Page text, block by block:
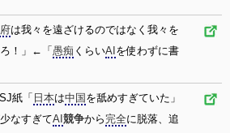
は我々を遠ざけるのではなく我々を
！」←「 愚痴 くらいAI を使わずに書
紙「 日本は中国 を舐めすぎていた」
なすぎてAI 競争から完全に脱落、追